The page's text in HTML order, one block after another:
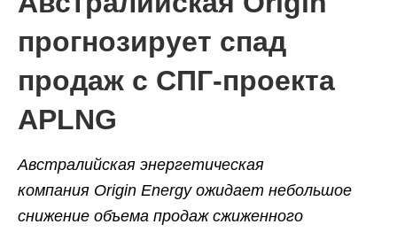
прогнозирует спад
продаж с СПГ-проекта
APLNG
Австралийская энергетическая
компания Origin Energy ожидает небольшое
снижение объема продаж сжиженного